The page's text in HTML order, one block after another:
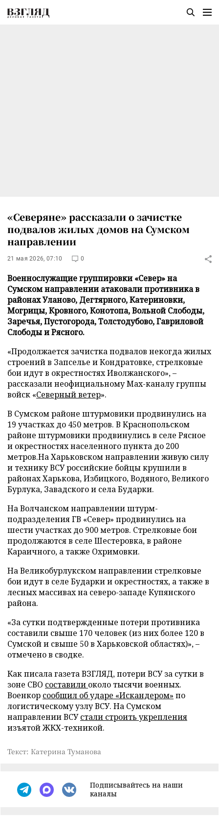
«Северяне» рассказали о зачистке
подвалов жилых домов на Сумском
направлении
21 мая 2026, 07:10 0
Военнослужащие группировки «Север» на
Сумском направлении атаковали противника в
районах Уланово, Дегтярного, Катериновки,
Могрицы, Кровного, Конотопа, Вольной Слободы,
Заречья, Пустогорода, Толстодубово, Гавриловой
Слободы и Рясного.
«Продолжается зачистка подвалов некогда жилых
строений в Запселье и Кондратовке, стрелковые
бои идут в окрестностях Иволжанского», –
рассказали неофициальному Max-каналу группы
войск «Северный ветер».
В Сумском районе штурмовики продвинулись на
19 участках до 450 метров. В Краснопольском
районе штурмовики продвинулись в селе Рясное
и окрестностях населенного пункта до 200
метров.На Харьковском направлении живую силу
и технику ВСУ российские бойцы крушили в
районах Харькова, Избицкого, Водяного, Великого
Бурлука, Завадского и села Бударки.
На Волчанском направлении штурм-
подразделения ГВ «Север» продвинулись на
шести участках до 900 метров. Стрелковые бои
продолжаются в селе Шестеровка, в районе
Караичного, а также Охримовки.
На Великобурлукском направлении стрелковые
бои идут в селе Бударки и окрестностях, а также в
лесных массивах на северо-западе Купянского
района.
«За сутки подтвержденные потери противника
составили свыше 170 человек (из них более 120 в
Сумской и свыше 50 в Харьковской областях)», –
отмечено в сводке.
Как писала газета ВЗГЛЯД, потери ВСУ за сутки в
зоне СВО составили около тысячи военных.
Военкор сообщил об ударе «Искандером» по
логистическому узлу ВСУ. На Сумском
направлении ВСУстали строить укрепления
изъятой ЖКХ-техникой.
Текст: Катерина Туманова
Подписывайтесь на наши
каналы